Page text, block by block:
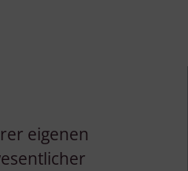
eigenen